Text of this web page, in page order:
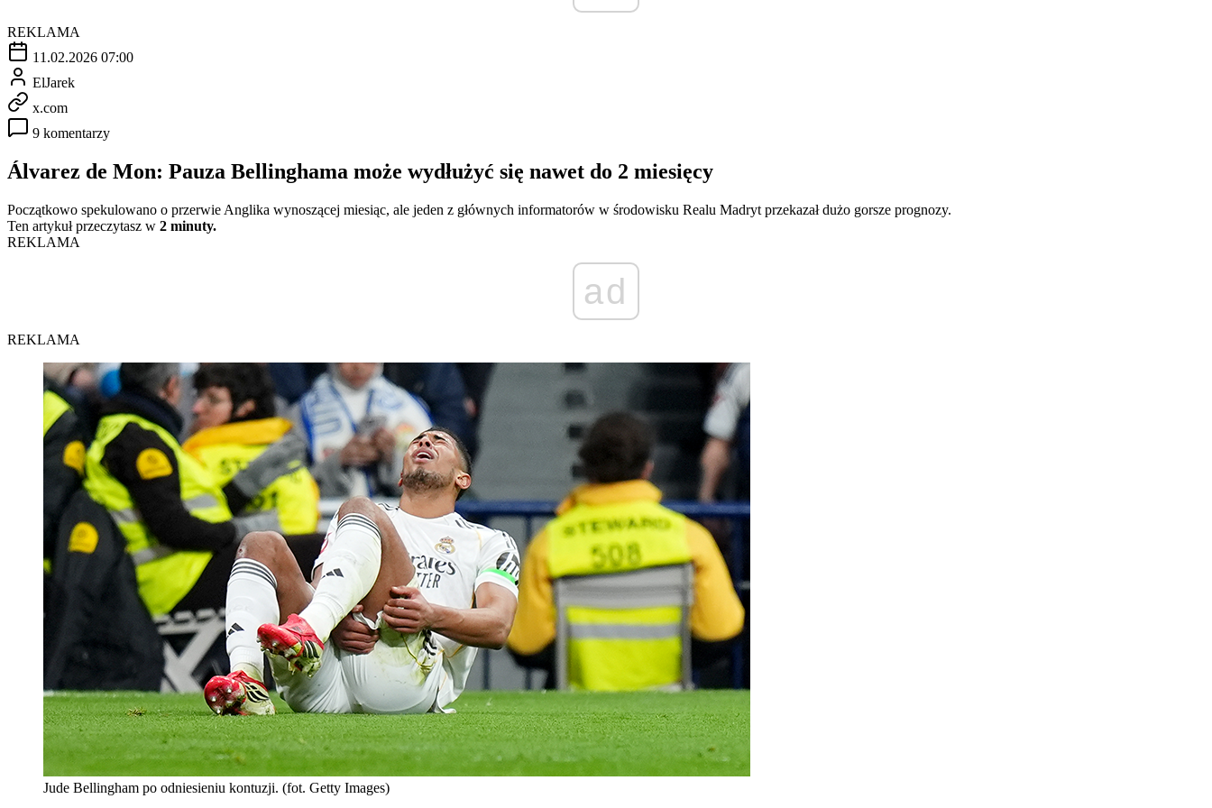
REKLAMA
11.02.2026 07:00
ElJarek
x.com
9 komentarzy
Álvarez de Mon: Pauza Bellinghama może wydłużyć się nawet do 2 miesięcy
Początkowo spekulowano o przerwie Anglika wynoszącej miesiąc, ale jeden z głównych informatorów w środowisku Realu Madryt przekazał dużo gorsze prognozy.
Ten artykuł przeczytasz w 2 minuty.
REKLAMA
ad
REKLAMA
Jude Bellingham po odniesieniu kontuzji. (fot. Getty Images)